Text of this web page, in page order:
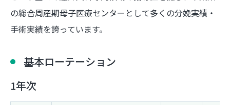
の総合周産期母子医療センターとして多くの分娩実績・
手術実績を誇っています。
基本ローテーション
1年次